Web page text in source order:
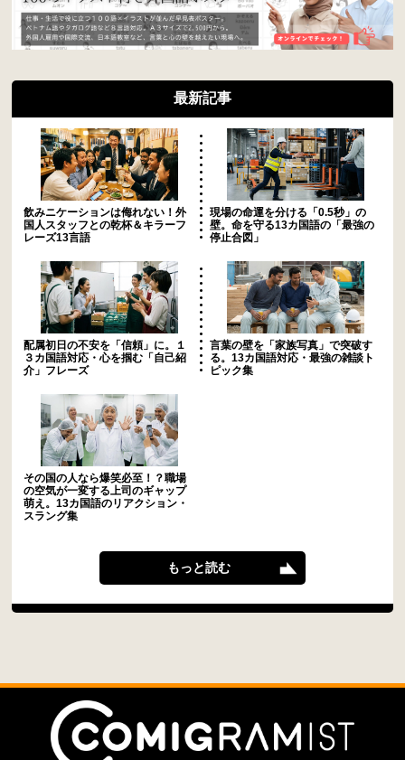
最新記事
飲みニケーションは侮れない！外
国人スタッフとの乾杯＆キラーフ
レーズ13言語
現場の命運を分ける「0.5秒」の
壁。命を守る13カ国語の「最強の
停止合図」
配属初日の不安を「信頼」に。１
３カ国語対応・心を掴む「自己紹
介」フレーズ
言葉の壁を「家族写真」で突破す
る。13カ国語対応・最強の雑談ト
ピック集
その国の人なら爆笑必至！？職場
の空気が一変する上司のギャップ
萌え。13カ国語のリアクション・
スラング集
もっと読む